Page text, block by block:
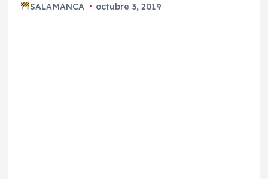
SALAMANCA octubre 3, 2019